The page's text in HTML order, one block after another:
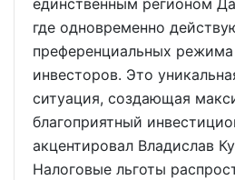
единственным регионом
где одновременно
преференциальных
инвесторов. Это
ситуация, создающая
благоприятный
акцентировал Владислав
Налоговые льготы